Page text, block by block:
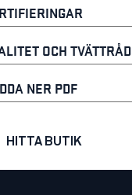
OCH TVÄTTRÅD
NER PDF
HITTA BUTIK